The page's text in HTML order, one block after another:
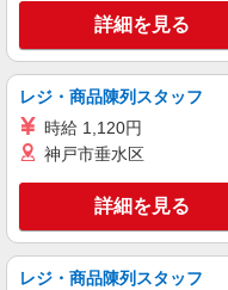
株式会社パソナ・東京キャ
人事労
月給
東京
キープ
詳細を見る
レジ・商品陳列スタッフ
時給 1,120円
神戸市垂水区
詳細を見る
レジ・商品陳列スタッフ